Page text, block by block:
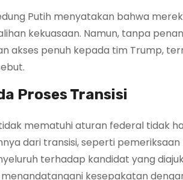
Putih menyatakan bahwa
kekuasaan. Namun, tanpa
akses penuh kepada tim Trump,
Proses Transisi
mematuhi aturan federal tidak
dari transisi, seperti
terhadap kandidat yang
kesepakatan